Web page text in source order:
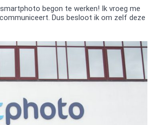
begon te werken! Ik vroeg me
Dus besloot ik om zelf deze